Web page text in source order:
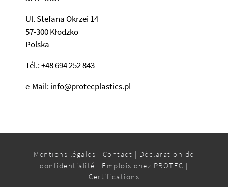
Ul. Stefana Okrzei 14
57-300 Kłodzko
Polska
Tél.: +48 694 252 843
e-Mail: info@protecplastics.pl
Mentions légales | Contact | Déclaration de
confidentialité | Emplois chez PROTEC |
Certifications